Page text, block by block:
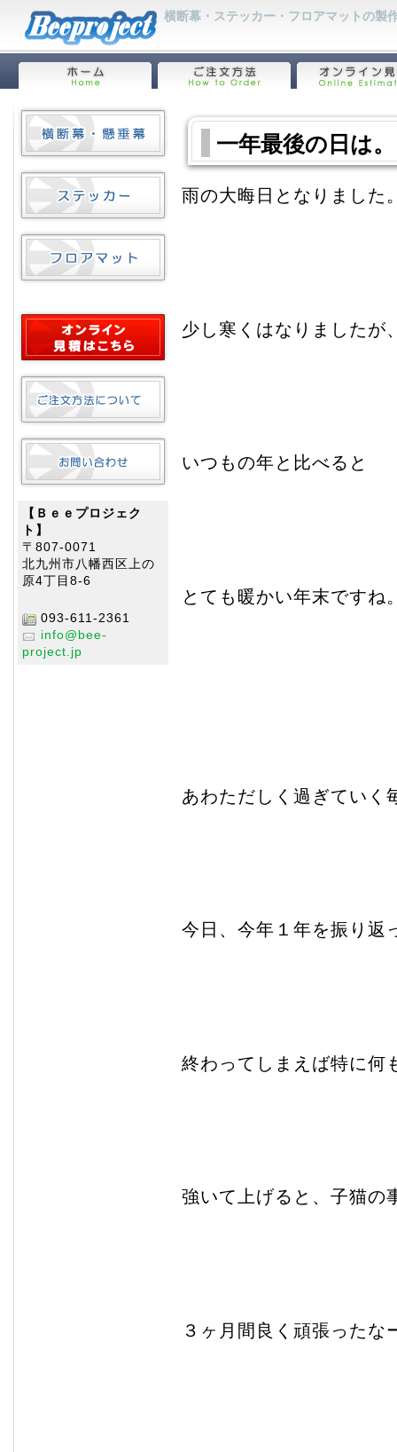
横断幕・ステッカー・フロアマットの
一年最後の日は。
雨の大晦日となりました
少し寒くはなりましたが
いつもの年と比べると
とても暖かい年末ですね
あわただしく過ぎていく
今日、今年１年を振り返
終わってしまえば特に何
強いて上げると、子猫の
３ヶ月間良く頑張ったな
【Ｂｅｅプロジェク
ト】
〒807-0071
北九州市八幡西区上の
原4丁目8-6
093-611-2361
info@bee-
project.jp